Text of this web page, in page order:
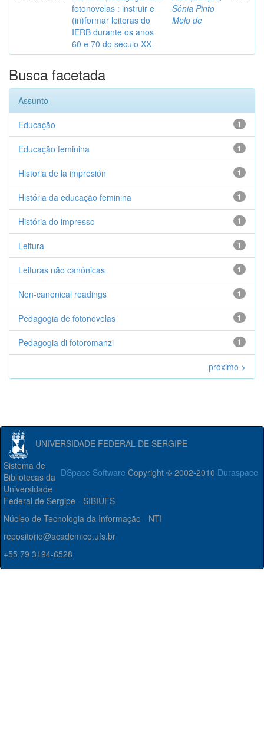
fotonovelas : instruir e
(in)formar leitoras do
IERB durante os anos
60 e 70 do século XX
Sônia Pinto
Melo de
Busca facetada
Assunto
1
Educação
1
Educação feminina
1
Historia de la impresión
1
História da educação feminina
1
História do impresso
1
Leitura
1
Leituras não canônicas
1
Non-canonical readings
1
Pedagogia de fotonovelas
1
Pedagogia di fotoromanzi
próximo >
UNIVERSIDADE FEDERAL DE SERGIPE
DSpace Software Copyright © 2002-2010 Duraspace
Sistema de
Bibliotecas da
Universidade
Federal de Sergipe - SIBIUFS
Núcleo de Tecnologia da Informação - NTI
repositorio@academico.ufs.br
+55 79 3194-6528